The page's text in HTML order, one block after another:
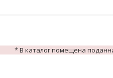
* В каталог помещена